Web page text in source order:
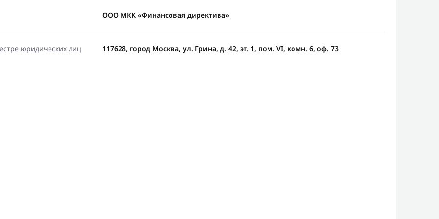
ООО МКК «Финансовая директива»
юридических лиц 117628, город Москва, ул. Грина, д. 42, эт. 1, пом. VI, комн. 6, оф. 73